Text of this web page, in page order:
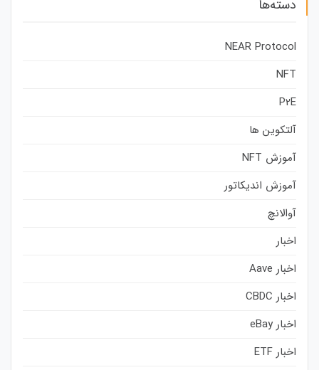
دسته‌ها
NEAR Protocol
NFT
P2E
آلتکوین ها
آموزش NFT
آموزش اندیکاتور
آوالانچ
اخبار
اخبار Aave
اخبار CBDC
اخبار eBay
اخبار ETF